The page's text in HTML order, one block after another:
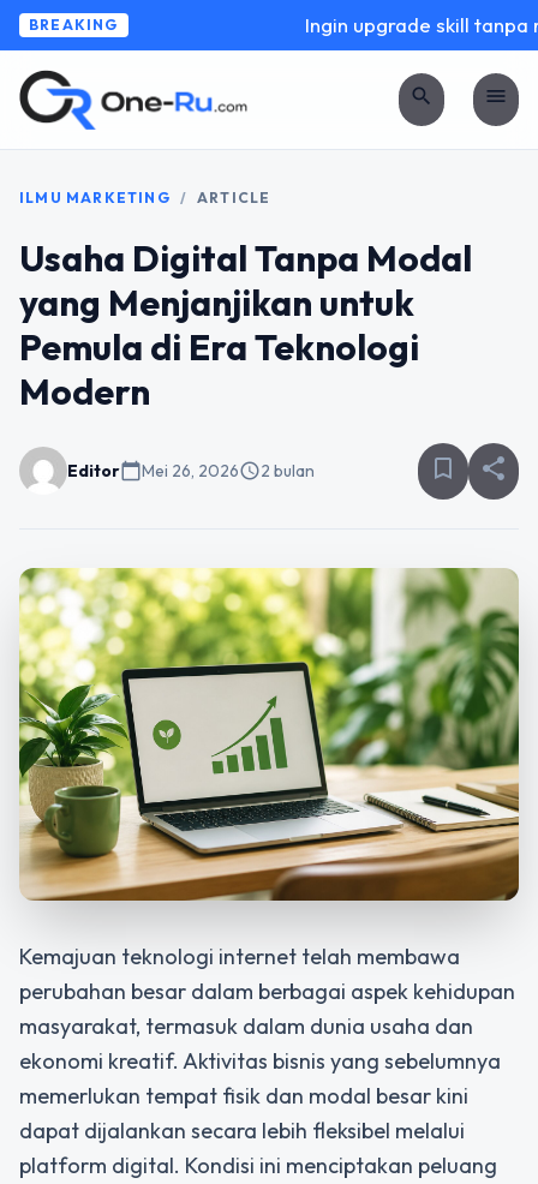
BREAKING Ingin upgrade skill tanpa
search menu
ILMU MARKETING / ARTICLE
Usaha Digital Tanpa Modal
yang Menjanjikan untuk
Pemula di Era Teknologi
Modern
Editorcalendar_todayMei 26, 2026schedule2 bulan bookmark_border share
Kemajuan teknologi internet telah membawa
perubahan besar dalam berbagai aspek kehidupan
masyarakat, termasuk dalam dunia usaha dan
ekonomi kreatif. Aktivitas bisnis yang sebelumnya
memerlukan tempat fisik dan modal besar kini
dapat dijalankan secara lebih fleksibel melalui
platform digital. Kondisi ini menciptakan peluang